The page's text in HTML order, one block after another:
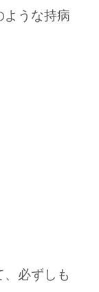
ような持病
必ずしも